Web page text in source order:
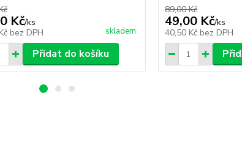
Kč/ks
bez DPH skladem
Přidat do košíku
89,00 Kč
49,00 Kč/ks
40,50 Kč bez DPH